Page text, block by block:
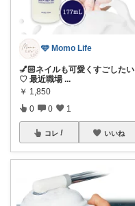
🩵 Momo Life
💅🏻ネイルも可愛くすごしたい
♡ 最近職場 ...
￥ 1,850
0 0 1
コレ いいね